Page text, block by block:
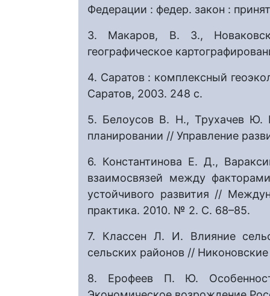
Федерации : федер. закон :
3. Макаров, В. З.,
географическое
4. Саратов : комплексный
Саратов, 2003. 248 с.
5. Белоусов В. Н., Трухачев Ю.
планировании // Управление
6. Константинова Е. Д.,
взаимосвязей между
устойчивого развития //
практика. 2010. № 2. С. 68–85.
7. Классен Л. И. Влияние
сельских районов //
8. Ерофеев П. Ю.